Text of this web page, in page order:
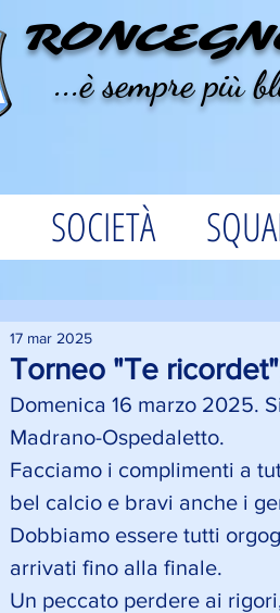
...è sempre più
SOCIETÀ
Torneo "Te
17 mar 2025
Domenica 16 marzo 2025.
Madrano-Ospedaletto.
Facciamo i complimenti a
bel calcio e bravi anche i
Dobbiamo essere tutti
arrivati fino alla finale.
Un peccato perdere ai